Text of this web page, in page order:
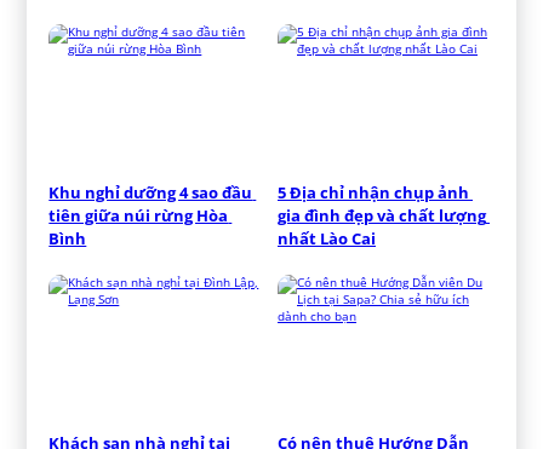
Khu nghỉ dưỡng 4 sao đầu
tiên giữa núi rừng Hòa
Bình
5 Địa chỉ nhận chụp ảnh
gia đình đẹp và chất lượng
nhất Lào Cai
Khách sạn nhà nghỉ tại Có nên thuê Hướng Dẫn